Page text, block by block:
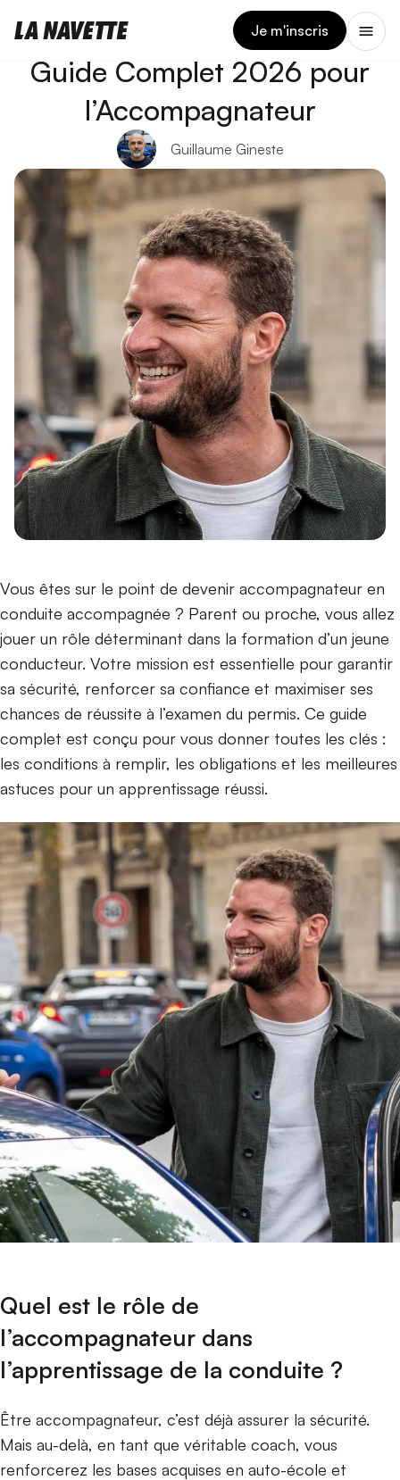
Je m'inscris
Conduite Accompagnée : Le
Guide Complet 2026 pour
l’Accompagnateur
Guillaume Gineste
Vous êtes sur le point de devenir accompagnateur en
conduite accompagnée ? Parent ou proche, vous allez
jouer un rôle déterminant dans la formation d’un jeune
conducteur. Votre mission est essentielle pour garantir
sa sécurité, renforcer sa confiance et maximiser ses
chances de réussite à l’examen du permis. Ce guide
complet est conçu pour vous donner toutes les clés :
les conditions à remplir, les obligations et les meilleures
astuces pour un apprentissage réussi.
Quel est le rôle de
l’accompagnateur dans
l’apprentissage de la conduite ?
Être accompagnateur, c’est déjà assurer la sécurité.
Mais au-delà, en tant que véritable coach, vous
renforcerez les bases acquises en auto-école et